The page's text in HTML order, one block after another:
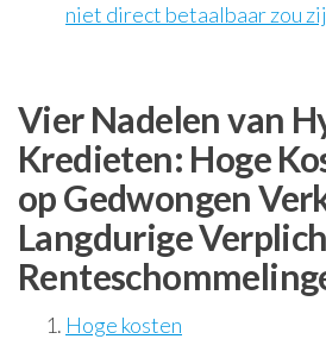
niet direct betaalbaar zou
Vier Nadelen van
Kredieten: Hoge
op Gedwongen
Langdurige
Hoge kosten